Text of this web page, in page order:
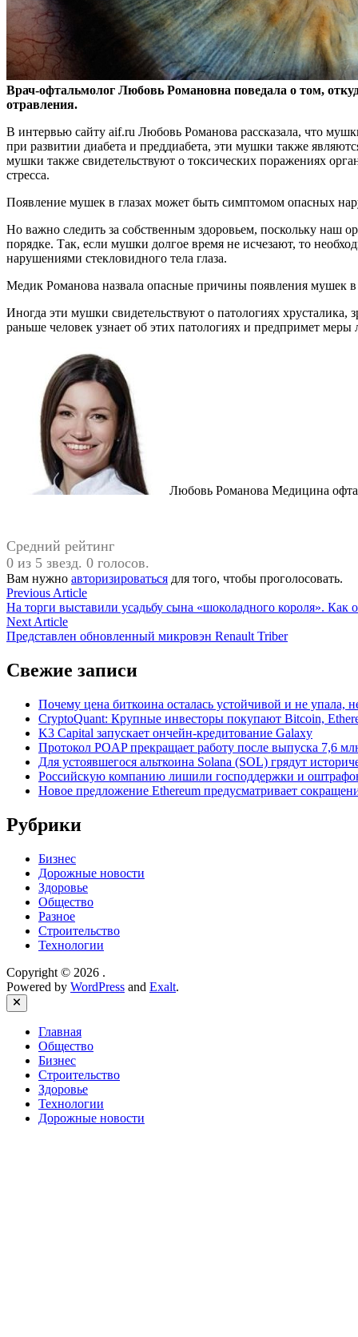
Врач-офтальмолог Любовь Романовна поведала о том,
отравления.
В интервью сайту aif.ru Любовь Романова рассказала, что
при развитии диабета и преддиабета, эти мушки также
мушки также свидетельствуют о токсических поражениях
стресса.
Появление мушек в глазах может быть симптомом опасных
Но важно следить за собственным здоровьем, поскольку наш
порядке. Так, если мушки долгое время не исчезают, то
нарушениями стекловидного тела глаза.
Медик Романова назвала опасные причины появления мушек в
Иногда эти мушки свидетельствуют о патологиях хрусталика,
раньше человек узнает об этих патологиях и предпримет
Любовь Романова Медицина
Средний рейтинг
0 из 5 звезд. 0 голосов.
Вам нужно авторизироваться для того, чтобы проголосовать.
Навигация
по
записям
Previous ArticlePrevious
article:
На торги выставили усадьбу сына «шоколадного короля».
Next ArticleNext
article:
Представлен обновленный микровэн Renault Triber
Свежие записи
Почему цена биткоина осталась устойчивой и не упала,
CryptoQuant: Крупные инвесторы покупают Bitcoin,
K3 Capital запускает ончейн-кредитование Galaxy
Протокол POAP прекращает работу после выпуска 7,6
Для устоявшегося альткоина Solana (SOL) грядут
Российскую компанию лишили господдержки и
Новое предложение Ethereum предусматривает
Рубрики
Бизнес
Дорожные новости
Здоровье
Общество
Разное
Строительство
Технологии
Copyright © 2026 .
Powered by WordPress and Exalt.
Close
Главная
Общество
Бизнес
Строительство
Здоровье
Технологии
Дорожные новости